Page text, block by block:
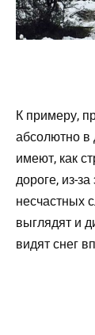
К примеру,
абсолютно в
имеют, как
дороге, из-
несчастных
выглядят и
видят снег